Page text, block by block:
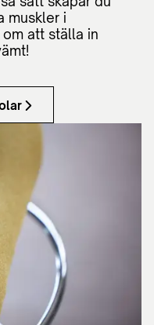
muskler i
att ställa in